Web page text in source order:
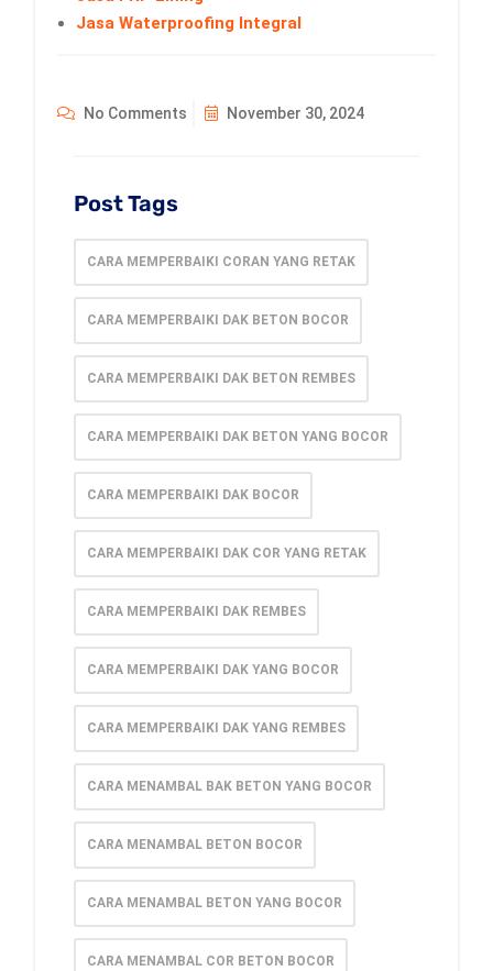
Jasa Waterproofing Integral
No Comments November 30, 2024
Post Tags
CARA MEMPERBAIKI CORAN YANG RETAK
CARA MEMPERBAIKI DAK BETON BOCOR
CARA MEMPERBAIKI DAK BETON REMBES
CARA MEMPERBAIKI DAK BETON YANG BOCOR
CARA MEMPERBAIKI DAK BOCOR
CARA MEMPERBAIKI DAK COR YANG RETAK
CARA MEMPERBAIKI DAK REMBES
CARA MEMPERBAIKI DAK YANG BOCOR
CARA MEMPERBAIKI DAK YANG REMBES
CARA MENAMBAL BAK BETON YANG BOCOR
CARA MENAMBAL BETON BOCOR
CARA MENAMBAL BETON YANG BOCOR
CARA MENAMBAL COR BETON BOCOR